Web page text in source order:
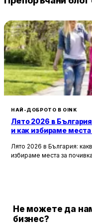
НАЙ-ДОБРОТО В OINK
Лято 2026 в
и как избираме
Лято 2026 в България:
избираме места за почивка Лятото в България винаги е било
Не можете да
бизнес?